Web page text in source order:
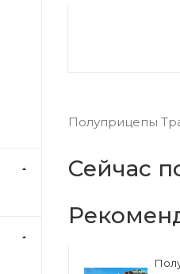
Полуприцепы
Сейчас